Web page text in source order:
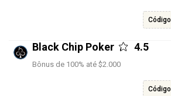
Código
Black Chip Poker 4.5
Bônus de 100% até $2.000
Código